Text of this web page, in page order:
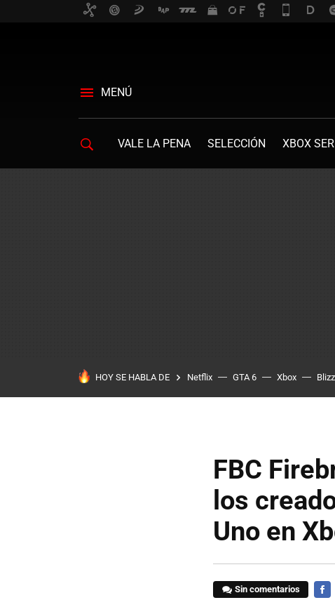
MENÚ
VALE LA PENA SELECCIÓN XBOX
HOY SE HABLA DE Netflix GTA 6 Xbox
FBC
los
Uno en
Sin comentarios